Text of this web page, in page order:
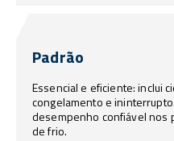
Padrão
Essencial e eficiente: inclui
congelamento e
desempenho confiável nos
de frio.